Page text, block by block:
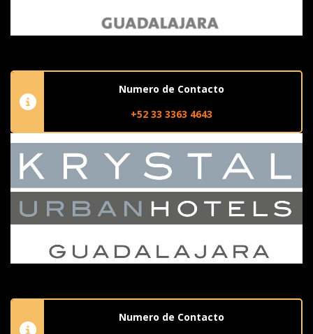
Numero de Contacto
+52 33 3363 4643
Numero de Contacto